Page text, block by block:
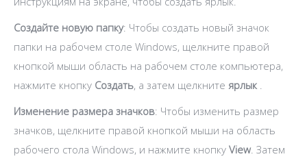
Создайте новую папку: Чтобы создать новый значок
папки на рабочем столе Windows, щелкните правой
кнопкой мыши область на рабочем столе компьютера,
нажмите кнопку Создать, а затем щелкните ярлык.
Изменение размера значков: Чтобы изменить размер
значков, щелкните правой кнопкой мыши на область
рабочего стола Windows, и нажмите кнопку View. Затем